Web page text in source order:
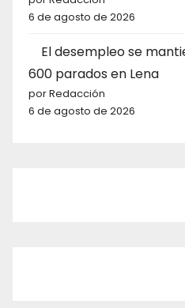
6 de agosto de 2026
El desempleo se
600 parados en Lena
por Redacción
6 de agosto de 2026